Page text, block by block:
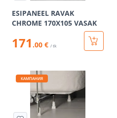
ESIPANEEL RAVAK
CHROME 170X105 VASAK
171 .00 € / tk
КАМПАНИЯ